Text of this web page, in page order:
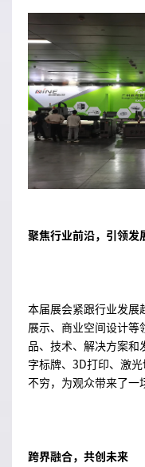
聚焦行业前沿，引领发
本届展会紧跟行业发展
展示、商业空间设计等
品、技术、解决方案和
字标牌、3D打印、激
不穷，为观众带来了一
跨界融合，共创未来